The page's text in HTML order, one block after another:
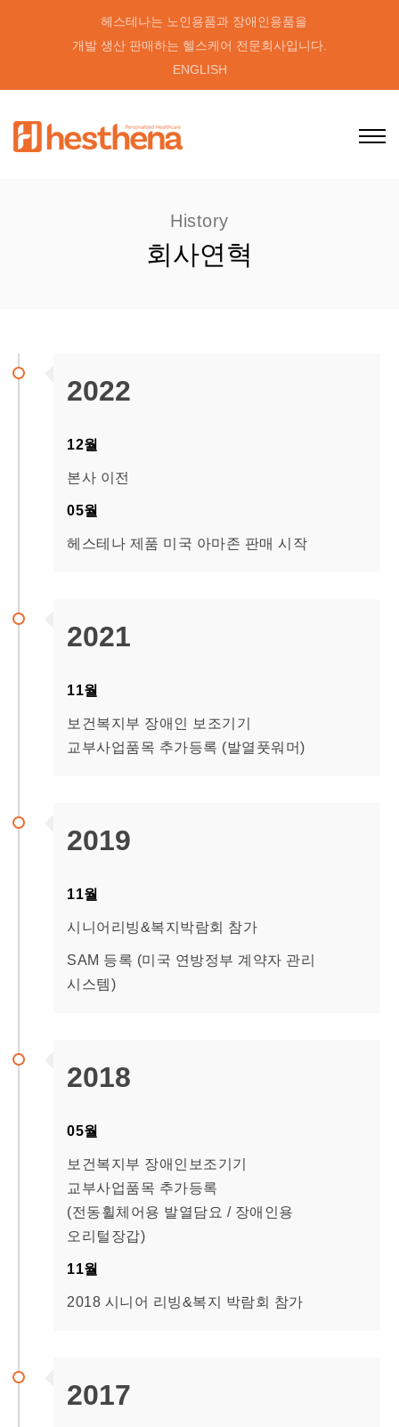
헤스테나는 노인용품과 장애인용품을
개발 생산 판매하는 헬스케어 전문회사입니다.
ENGLISH
History
회사연혁
2022
12월
본사 이전
05월
헤스테나 제품 미국 아마존 판매 시작
2021
11월
보건복지부 장애인 보조기기
교부사업품목 추가등록 (발열풋워머)
2019
11월
시니어리빙&복지박람회 참가
SAM 등록 (미국 연방정부 계약자 관리
시스템)
2018
05월
보건복지부 장애인보조기기
교부사업품목 추가등록
(전동휠체어용 발열담요 / 장애인용
오리털장갑)
11월
2018 시니어 리빙&복지 박람회 참가
2017